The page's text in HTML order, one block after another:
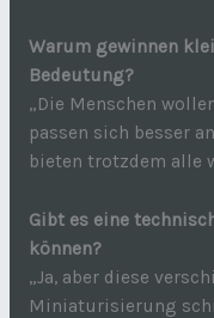
Warum gewinnen
Bedeutung?
„Die Menschen
passen sich besser
bieten trotzdem alle
Gibt es eine
können?
„Ja, aber diese
Miniaturisierung